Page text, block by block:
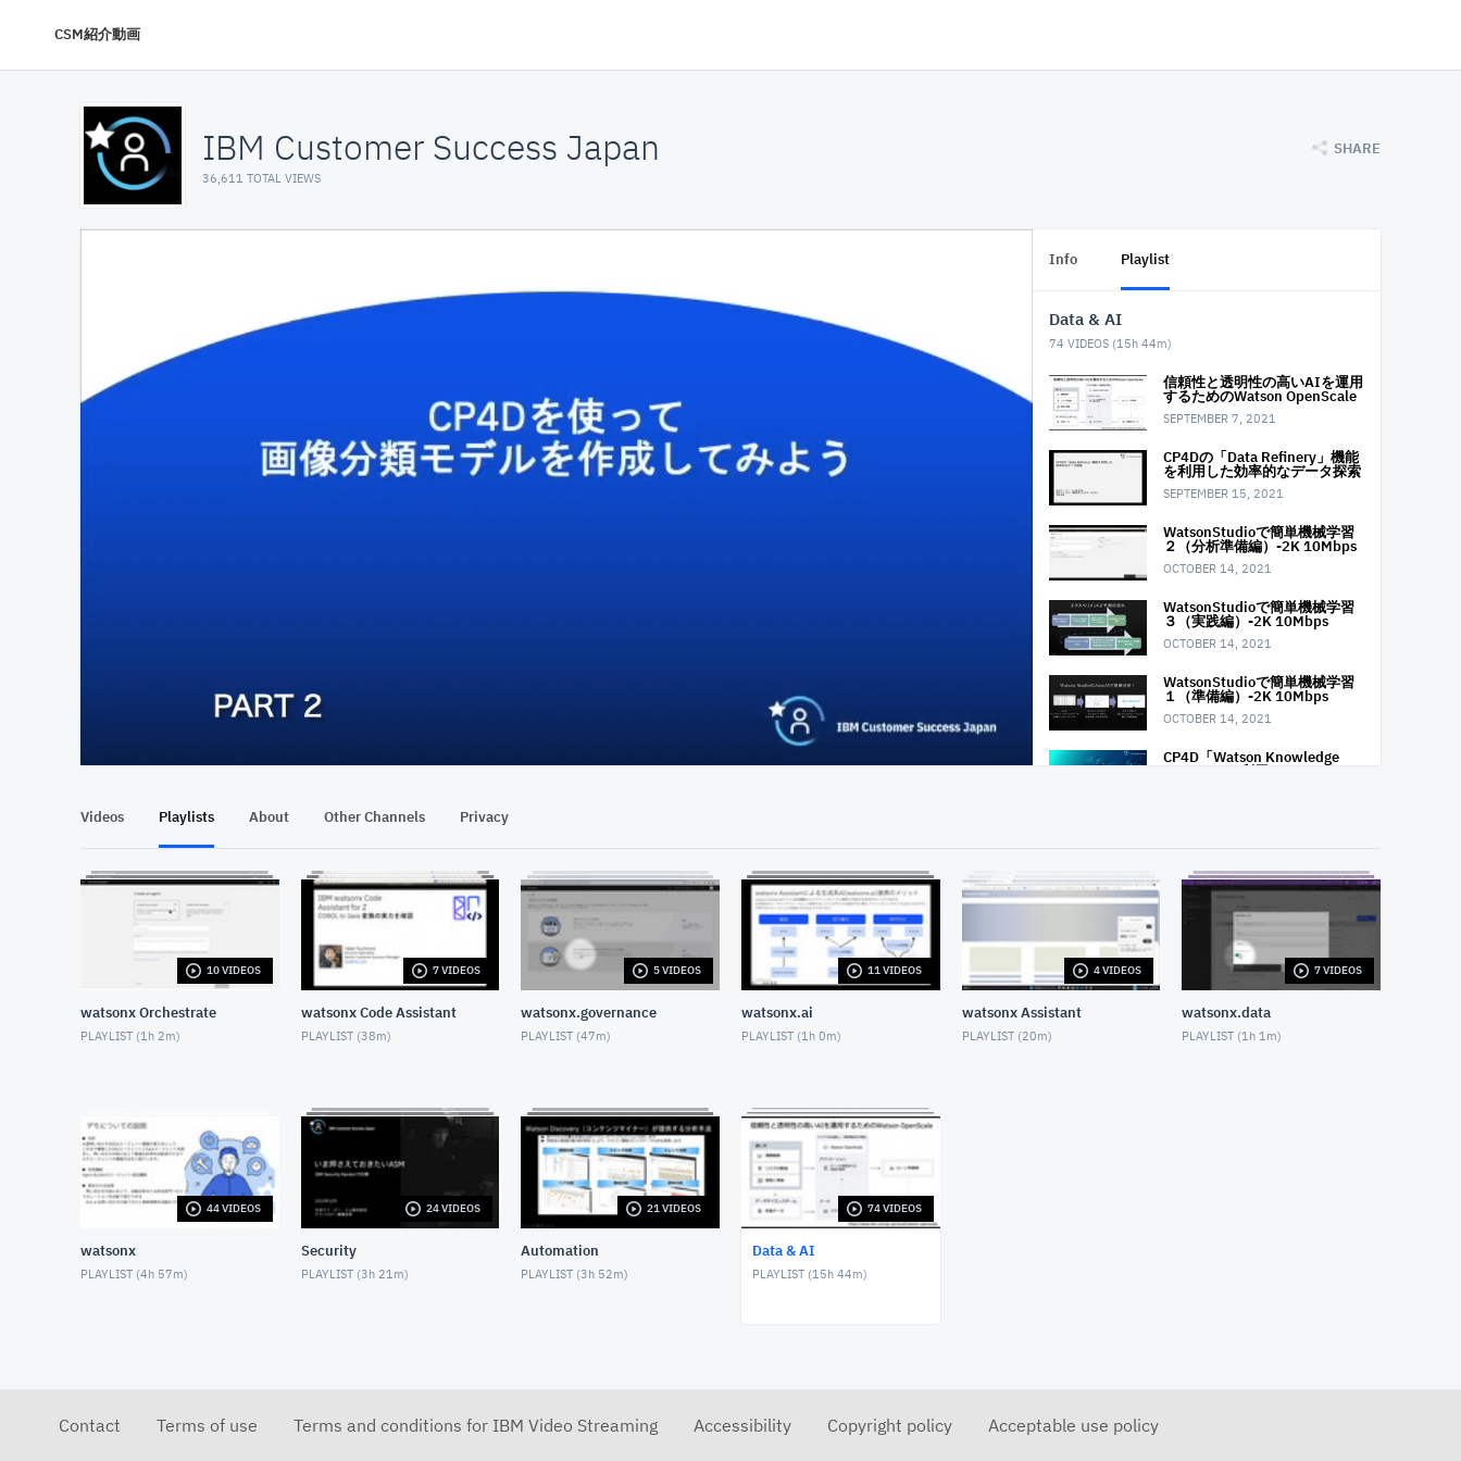
CSM紹介動画
IBM Customer Success Japan
36,611 TOTAL VIEWS
SHARE
03:20
Info Playlist
Data & AI
74 VIDEOS (15h 44m)
信頼性と透明性の高いAIを運用
するためのWatson OpenScale
SEPTEMBER 7, 2021
CP4Dの「Data Refinery」機能
を利用した 効率的なデータ探索
SEPTEMBER 15, 2021
WatsonStudioで簡単機械学習
２（分析準備編）-2K 10Mbps
OCTOBER 14, 2021
WatsonStudioで簡単機械学習
３（実践編）-2K 10Mbps
OCTOBER 14, 2021
WatsonStudioで簡単機械学習
１（準備編）-2K 10Mbps
OCTOBER 14, 2021
CP4D「Watson Knowledge
Catalog」を利用したエンター
CP4D「Watson Knowledge
Catalog」を利用したエンター
プライズ・データガバナン
ス (動画2：データ資産の登録)
NOVEMBER 10, 2021
CP4D「Watson Knowledge
Catalog」を利用したエンター
ス (動画3：ガバナンス成果物の
登録)
Videos Playlists About Other Channels Privacy
10 VIDEOS
watsonx Orchestrate
PLAYLIST (1h 2m)
7 VIDEOS
watsonx Code Assistant
PLAYLIST (38m)
5 VIDEOS
watsonx.governance
PLAYLIST (47m)
11 VIDEOS
watsonx.ai
PLAYLIST (1h 0m)
4 VIDEOS
watsonx Assistant
PLAYLIST (20m)
7 VIDEOS
watsonx.data
PLAYLIST (1h 1m)
44 VIDEOS
watsonx
PLAYLIST (4h 57m)
24 VIDEOS
Security
PLAYLIST (3h 21m)
21 VIDEOS
Automation
PLAYLIST (3h 52m)
74 VIDEOS
Data & AI
PLAYLIST (15h 44m)
Contact Terms of use Terms and conditions for IBM Video Streaming Accessibility Copyright policy Acceptable use policy